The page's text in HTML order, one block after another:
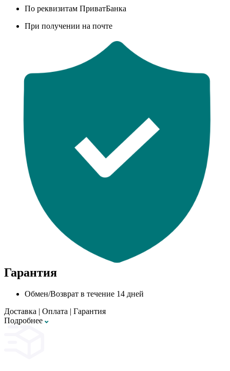
По реквизитам ПриватБанка
При получении на почте
Гарантия
Обмен/Возврат в течение 14 дней
Доставка | Оплата | Гарантия
Подробнее